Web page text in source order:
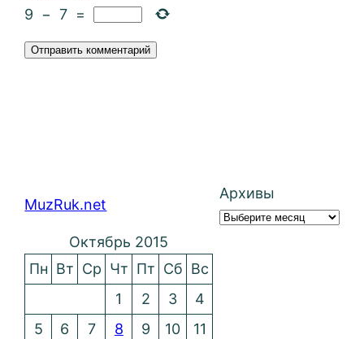
9 − 7 =
MuzRuk.net
Архивы
Октябрь 2015
Пн Вт Ср Чт Пт Сб Вс
1
2 3
4
5
6 7 8 9 10
11